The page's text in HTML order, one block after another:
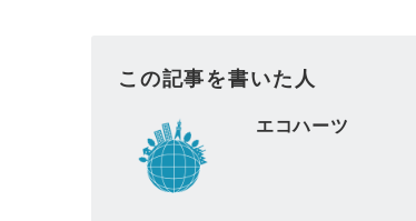
この記事を書いた人
エコハーツ